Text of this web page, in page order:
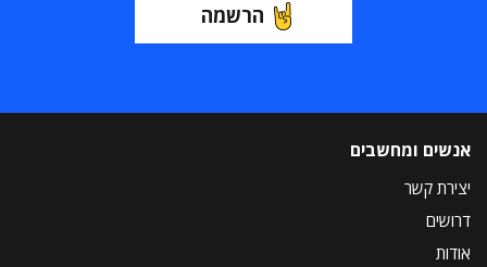
הרשמה
אנשים ומחשבים
יצירת קשר
דרושים
אודות